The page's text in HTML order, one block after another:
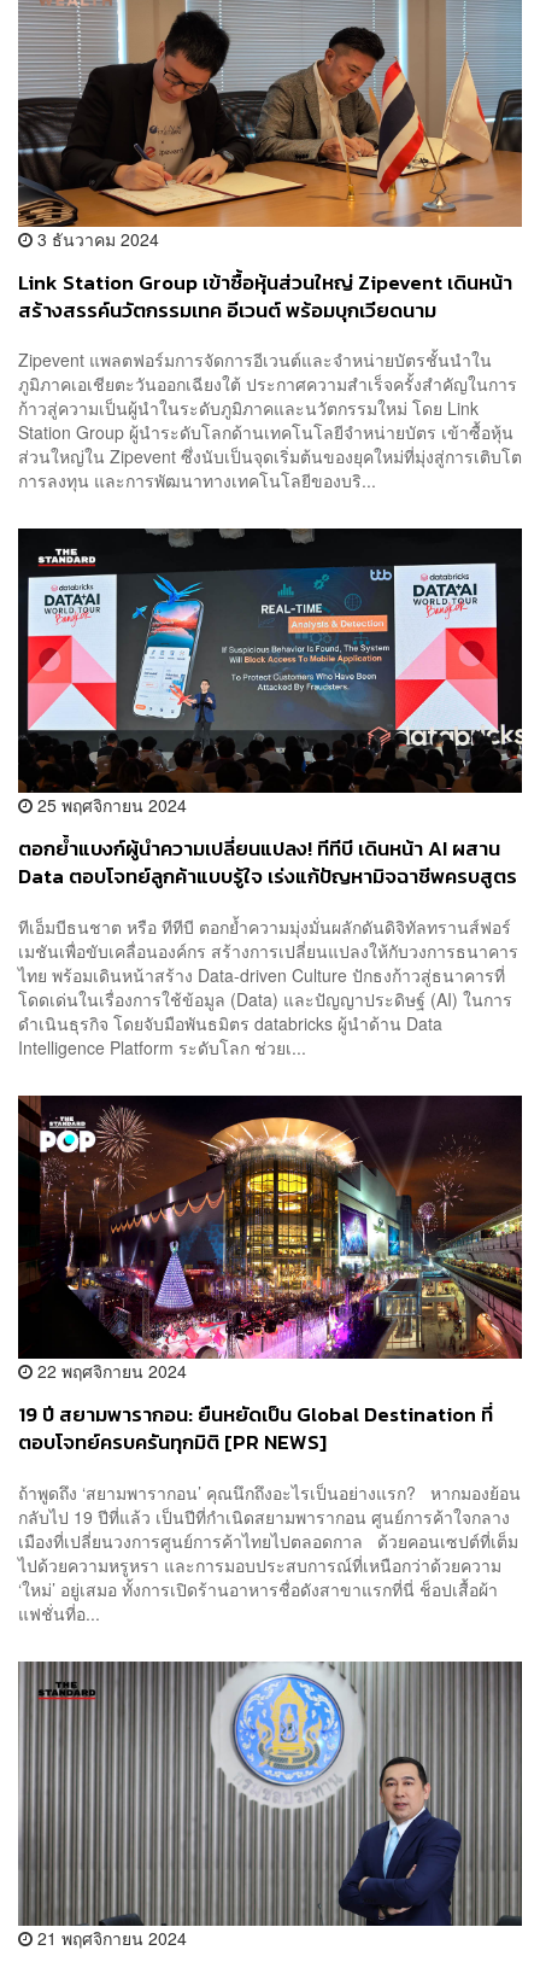
3 ธันวาคม 2024
Link Station Group เข้าซื้อหุ้นส่วนใหญ่ Zipevent เดินหน้า
สร้างสรรค์นวัตกรรมเทค อีเวนต์ พร้อมบุกเวียดนาม
Zipevent แพลตฟอร์มการจัดการอีเวนต์และจำหน่ายบัตรชั้นนำใน
ภูมิภาคเอเชียตะวันออกเฉียงใต้ ประกาศความสำเร็จครั้งสำคัญในการ
ก้าวสู่ความเป็นผู้นำในระดับภูมิภาคและนวัตกรรมใหม่ โดย Link
Station Group ผู้นำระดับโลกด้านเทคโนโลยีจำหน่ายบัตร เข้าซื้อหุ้น
ส่วนใหญ่ใน Zipevent ซึ่งนับเป็นจุดเริ่มต้นของยุคใหม่ที่มุ่งสู่การเติบโต
การลงทุน และการพัฒนาทางเทคโนโลยีของบริ...
25 พฤศจิกายน 2024
ตอกย้ำแบงก์ผู้นำความเปลี่ยนแปลง! ทีทีบี เดินหน้า AI ผสาน
Data ตอบโจทย์ลูกค้าแบบรู้ใจ เร่งแก้ปัญหามิจฉาชีพครบสูตร
ทีเอ็มบีธนชาต หรือ ทีทีบี ตอกย้ำความมุ่งมั่นผลักดันดิจิทัลทรานส์ฟอร์
เมชันเพื่อขับเคลื่อนองค์กร สร้างการเปลี่ยนแปลงให้กับวงการธนาคาร
ไทย พร้อมเดินหน้าสร้าง Data-driven Culture ปักธงก้าวสู่ธนาคารที่
โดดเด่นในเรื่องการใช้ข้อมูล (Data) และปัญญาประดิษฐ์ (AI) ในการ
ดำเนินธุรกิจ โดยจับมือพันธมิตร databricks ผู้นำด้าน Data
Intelligence Platform ระดับโลก ช่วยเ...
22 พฤศจิกายน 2024
19 ปี สยามพารากอน: ยืนหยัดเป็น Global Destination ที่
ตอบโจทย์ครบครันทุกมิติ [PR NEWS]
ถ้าพูดถึง ‘สยามพารากอน’ คุณนึกถึงอะไรเป็นอย่างแรก? หากมองย้อน
กลับไป 19 ปีที่แล้ว เป็นปีที่กำเนิดสยามพารากอน ศูนย์การค้าใจกลาง
เมืองที่เปลี่ยนวงการศูนย์การค้าไทยไปตลอดกาล ด้วยคอนเซปต์ที่เต็ม
ไปด้วยความหรูหรา และการมอบประสบการณ์ที่เหนือกว่าด้วยความ
‘ใหม่’ อยู่เสมอ ทั้งการเปิดร้านอาหารชื่อดังสาขาแรกที่นี่ ช็อปเสื้อผ้า
แฟชั่นที่อ...
21 พฤศจิกายน 2024